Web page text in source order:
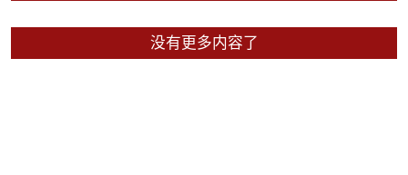
没有更多内容了